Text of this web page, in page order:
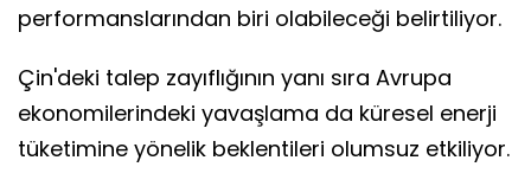
performanslarından biri olabileceği belirtiliyor.
Çin'deki talep zayıflığının yanı sıra Avrupa
ekonomilerindeki yavaşlama da küresel enerji
tüketimine yönelik beklentileri olumsuz etkiliyor.